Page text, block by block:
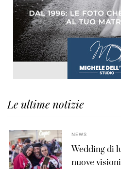
Le ultime notizie
NEWS
Wedding di
nuove